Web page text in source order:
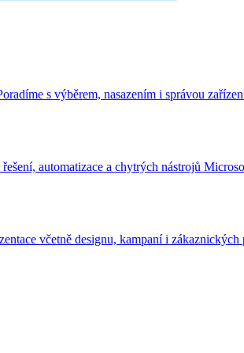
s výběrem, nasazením i správou
automatizace a chytrých nástrojů
včetně designu, kampaní i zákaznických